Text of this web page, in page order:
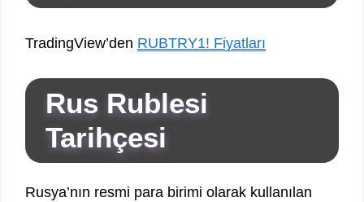
TradingView’den RUBTRY1! Fiyatları
Rus Rublesi
Tarihçesi
Rusya’nın resmi para birimi olarak kullanılan